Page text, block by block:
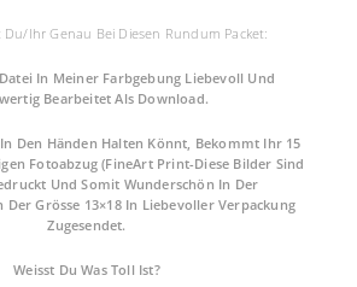
Du/Ihr Genau Bei Diesen Rundum Packet:
In Meiner Farbgebung Liebevoll Und
Bearbeitet Als Download.
Den Händen Halten Könnt, Bekommt Ihr 15
Fotoabzug (FineArt Print-Diese Bilder Sind
Und Somit Wunderschön In Der
Der Grösse 13×18 In Liebevoller Verpackung
Zugesendet.
Weisst Du Was Toll Ist?